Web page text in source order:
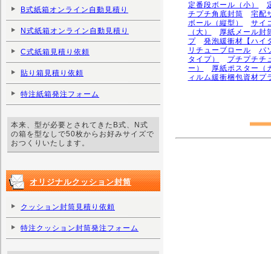
定番段ボール（小）
チプチ角底封筒
宅配
ボール（縦型）
サイ
（大）
厚紙メール封
プ
発泡緩衝材【ハイ
リチューブロール
パ
タイプ）
プチプチチ
ー）
厚紙ポスター（
ィルム緩衝梱包資材プ
B式紙箱オンライン自動見積り
N式紙箱オンライン自動見積り
C式紙箱見積り依頼
貼り箱見積り依頼
特注紙箱発注フォーム
本来、型が必要とされてきたB式、N式
の箱を型なしで50枚からお好みサイズで
おつくりいたします。
オリジナルクッション封筒
クッション封筒見積り依頼
特注クッション封筒発注フォーム